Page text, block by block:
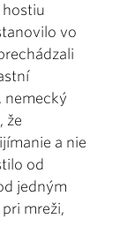
hostiu
vo
nemecký
že
a nie
od
jedným
mreži,